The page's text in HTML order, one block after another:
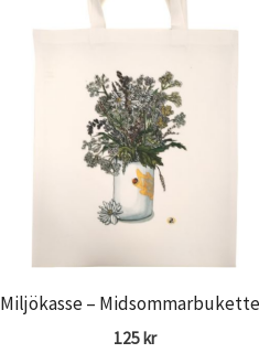
Miljökasse –
125kr